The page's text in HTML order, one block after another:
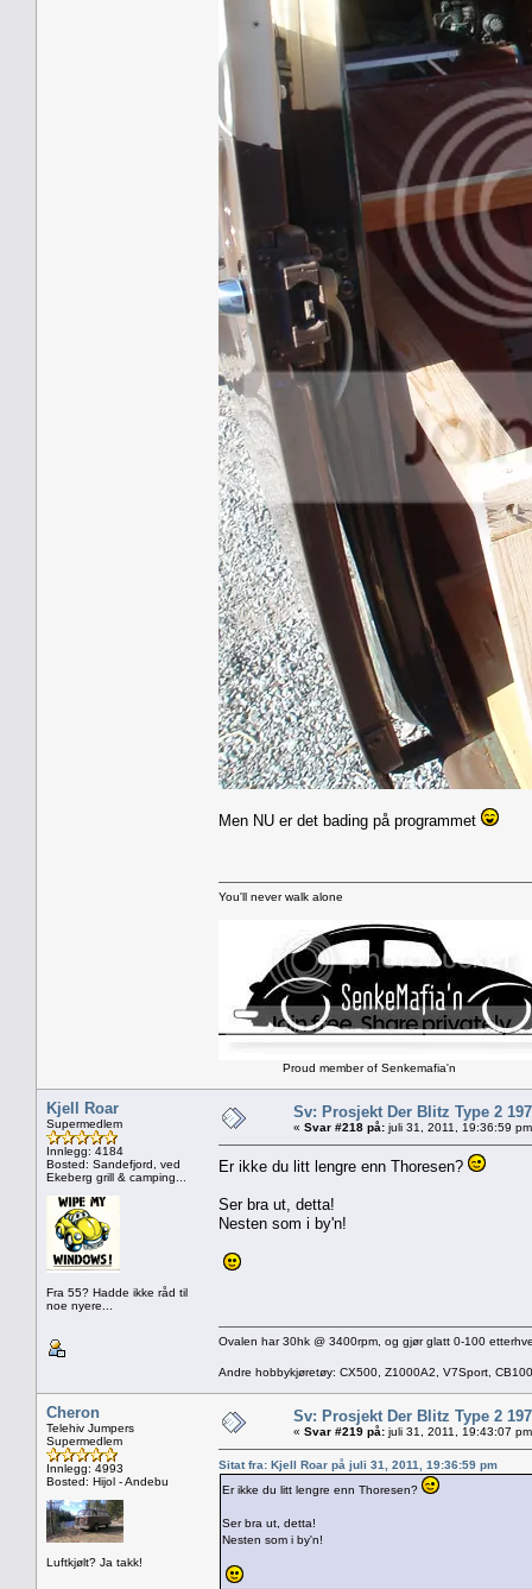
Men NU er det bading på programmet
You'll never walk alone
Proud member of Senkemafia'n
Kjell Roar
Supermedlem
Innlegg: 4184
Bosted: Sandefjord, ved
Ekeberg grill & camping...
Fra 55? Hadde ikke råd til
noe nyere...
Sv: Prosjekt Der Blitz Type 2
« Svar #218 på: juli 31, 2011, 19:36:59
Er ikke du litt lengre enn Thoresen?
Ser bra ut, detta!
Nesten som i by'n!
Ovalen har 30hk @ 3400rpm, og gjør glatt 0-100
Andre hobbykjøretøy: CX500, Z1000A2, V7Sport, CB100
Cheron
Telehiv Jumpers
Supermedlem
Innlegg: 4993
Bosted: Hijol - Andebu
Luftkjølt? Ja takk!
Sv: Prosjekt Der Blitz Type 2
« Svar #219 på: juli 31, 2011, 19:43:07
Sitat fra: Kjell Roar på juli 31, 2011, 19:36:59 pm
Er ikke du litt lengre enn Thoresen?
Ser bra ut, detta!
Nesten som i by'n!